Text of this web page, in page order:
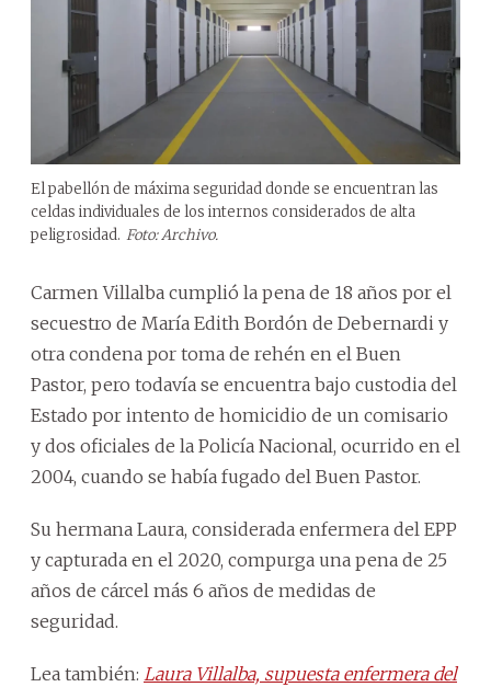
El pabellón de máxima seguridad donde se encuentran las
celdas individuales de los internos considerados de alta
peligrosidad. Foto: Archivo.
Carmen Villalba cumplió la pena de 18 años por el
secuestro de María Edith Bordón de Debernardi y
otra condena por toma de rehén en el Buen
Pastor, pero todavía se encuentra bajo custodia del
Estado por intento de homicidio de un comisario
y dos oficiales de la Policía Nacional, ocurrido en el
2004, cuando se había fugado del Buen Pastor.
Su hermana Laura, considerada enfermera del EPP
y capturada en el 2020, compurga una pena de 25
años de cárcel más 6 años de medidas de
seguridad.
Lea también: Laura Villalba, supuesta enfermera del